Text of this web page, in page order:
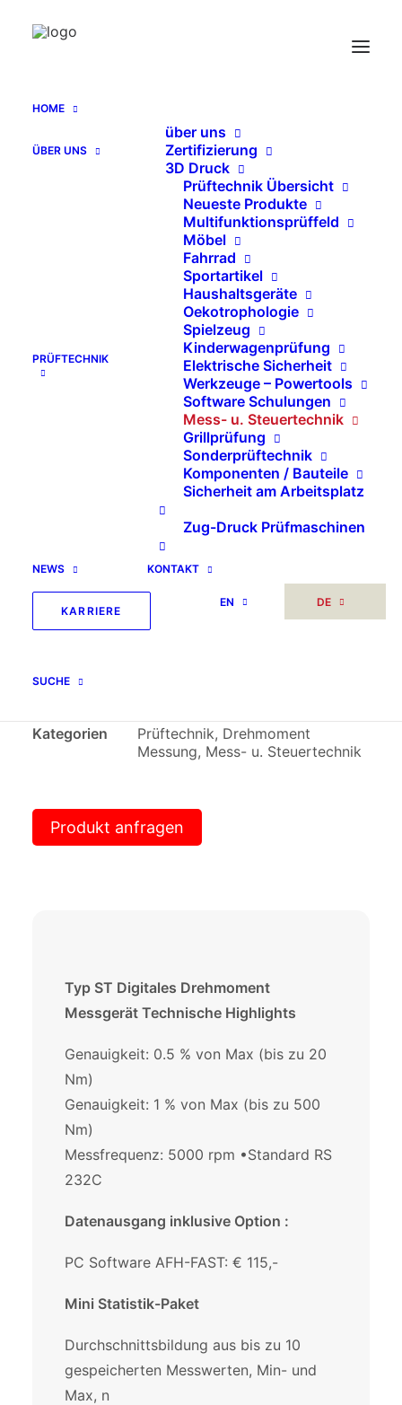
HOME
ÜBER UNS
über uns
Zertifizierung
3D Druck
PRÜFTECHNIK
Prüftechnik Übersicht
Neueste Produkte
Multifunktionsprüffeld
Möbel
Fahrrad
Sportartikel
Haushaltsgeräte
Oekotrophologie
Spielzeug
Kinderwagenprüfung
Elektrische Sicherheit
Werkzeuge – Powertools
Software Schulungen
Mess- u. Steuertechnik
Grillprüfung
Sonderprüftechnik
Komponenten / Bauteile
Sicherheit am Arbeitsplatz
Zug-Druck Prüfmaschinen
NEWS KONTAKT
KARRIERE
EN DE
SUCHE
Drehmoment Messgerät ST 0 bis 500 Nm
Drehmoment
Messgerät ST 0 bis 500
Nm
Kategorien
Prüftechnik, Drehmoment
Messung, Mess- u. Steuertechnik
Produkt anfragen
Typ ST Digitales Drehmoment
Messgerät Technische Highlights
Genauigkeit: 0.5 % von Max (bis zu 20
Nm)
Genauigkeit: 1 % von Max (bis zu 500
Nm)
Messfrequenz: 5000 rpm •Standard RS
232C
Datenausgang inklusive Option :
PC Software AFH-FAST: € 115,-
Mini Statistik-Paket
Durchschnittsbildung aus bis zu 10
gespeicherten Messwerten, Min- und
Max, n